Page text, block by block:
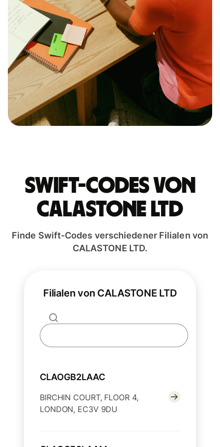
Swift-Codes von
CALASTONE LTD
Finde Swift-Codes verschiedener Filialen von
CALASTONE LTD.
Filialen von CALASTONE LTD
CLAOGB2LAAC
BIRCHIN COURT, FLOOR 4,
LONDON, EC3V 9DU